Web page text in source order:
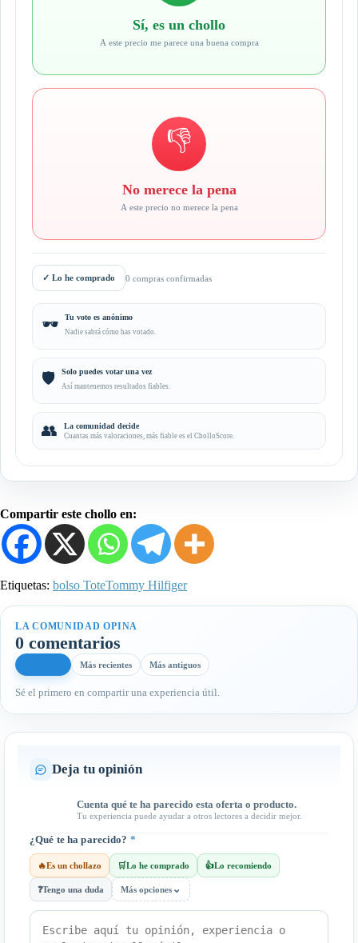
Sí, es un chollo
A este precio me parece una buena compra
👎
No merece la pena
A este precio no merece la pena
✓ Lo he comprado 0 compras confirmadas
🕶️ Tu voto es anónimo
Nadie sabrá cómo has votado.
🛡️ Solo puedes votar una vez
Así mantenemos resultados fiables.
👥 La comunidad decide
Cuantas más valoraciones, más fiable es el CholloScore.
Compartir este chollo en:
Etiquetas: bolso ToteTommy Hilfiger
LA COMUNIDAD OPINA
0 comentarios
Más recientes Más antiguos
Sé el primero en compartir una experiencia útil.
Deja tu opinión
Cuenta qué te ha parecido esta oferta o producto.
Tu experiencia puede ayudar a otros lectores a decidir mejor.
¿Qué te ha parecido? *
🔥Es un chollazo 🛒Lo he comprado 👍Lo recomiendo
❓Tengo una duda Más opciones ⌄